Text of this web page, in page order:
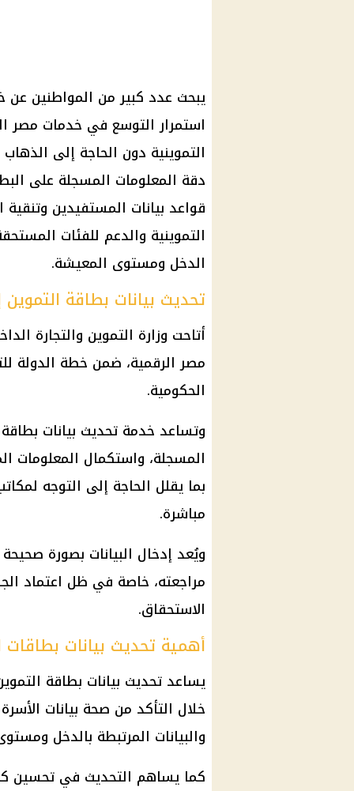
يبحث عدد كبير من المواطنين
استمرار التوسع في خدمات مصر
التموينية دون الحاجة إلى
دقة المعلومات المسجلة على
قواعد بيانات المستفيدين
التموينية والدعم للفئات
الدخل ومستوى المعيشة.
تحديث بيانات بطاقة التموين
أتاحت وزارة التموين والتجارة
مصر الرقمية، ضمن خطة الدولة
الحكومية.
وتساعد خدمة تحديث بيانات
المسجلة، واستكمال المعلومات
بما يقلل الحاجة إلى التوجه
مباشرة.
ويُعد إدخال البيانات بصورة
مراجعته، خاصة في ظل اعتماد
الاستحقاق.
أهمية تحديث بيانات بطاقات
يساعد تحديث بيانات بطاقة
خلال التأكد من صحة بيانات الأسرة
والبيانات المرتبطة بالدخل
كما يساهم التحديث في تحسين